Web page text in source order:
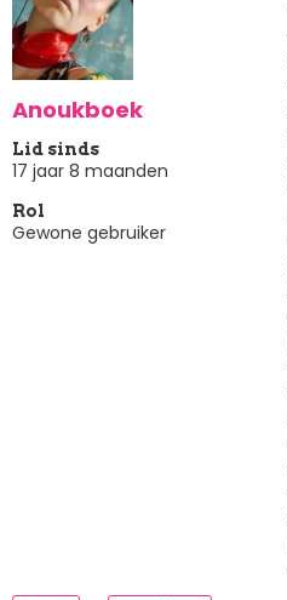
Anoukboek
Lid sinds
17 jaar 8 maanden
Rol
Gewone gebruiker